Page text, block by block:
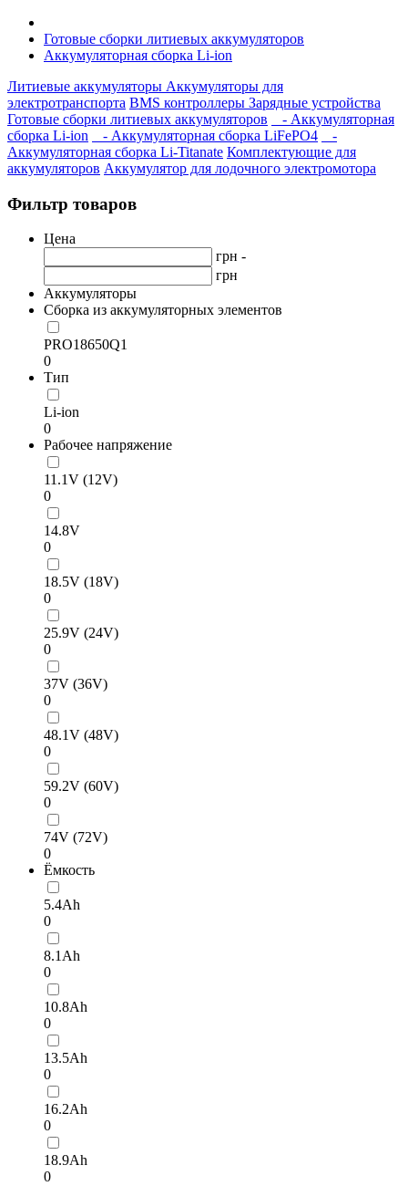
Готовые сборки литиевых аккумуляторов
Аккумуляторная сборка Li-ion
Литиевые аккумуляторы Аккумуляторы для
электротранспорта BMS контроллеры Зарядные устройства
Готовые сборки литиевых аккумуляторов
- Аккумуляторная
сборка Li-ion
- Аккумуляторная сборка LiFePO4
-
Аккумуляторная сборка Li-Titanate Комплектующие для
аккумуляторов Аккумулятор для лодочного электромотора
Фильтр товаров
Цена
грн -
грн
Аккумуляторы
Сборка из аккумуляторных элементов
PRO18650Q1
0
Тип
Li-ion
0
Рабочее напряжение
11.1V (12V)
0
14.8V
0
18.5V (18V)
0
25.9V (24V)
0
37V (36V)
0
48.1V (48V)
0
59.2V (60V)
0
74V (72V)
0
Ёмкость
5.4Ah
0
8.1Ah
0
10.8Ah
0
13.5Ah
0
16.2Ah
0
18.9Ah
0